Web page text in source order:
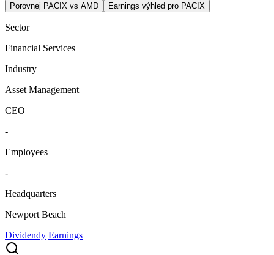
Porovnej PACIX vs AMD
Earnings výhled pro PACIX
Sector
Financial Services
Industry
Asset Management
CEO
-
Employees
-
Headquarters
Newport Beach
Dividendy Earnings